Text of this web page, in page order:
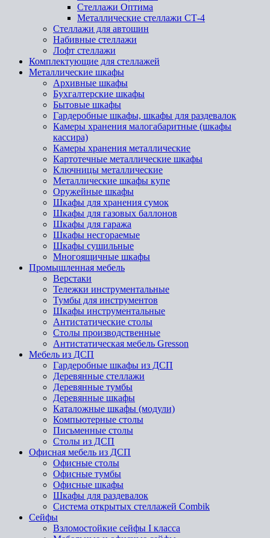
Стеллажи Оптима
Металлические стеллажи СТ-4
Стеллажи для автошин
Набивные стеллажи
Лофт стеллажи
Комплектующие для стеллажей
Металлические шкафы
Архивные шкафы
Бухгалтерские шкафы
Бытовые шкафы
Гардеробные шкафы, шкафы для раздевалок
Камеры хранения малогабаритные (шкафы
кассира)
Камеры хранения металлические
Картотечные металлические шкафы
Ключницы металлические
Металлические шкафы купе
Оружейные шкафы
Шкафы для хранения сумок
Шкафы для газовых баллонов
Шкафы для гаража
Шкафы несгораемые
Шкафы сушильные
Многоящичные шкафы
Промышленная мебель
Верстаки
Тележки инструментальные
Тумбы для инструментов
Шкафы инструментальные
Антистатические столы
Столы производственные
Антистатическая мебель Gresson
Мебель из ДСП
Гардеробные шкафы из ДСП
Деревянные стеллажи
Деревянные тумбы
Деревянные шкафы
Каталожные шкафы (модули)
Компьютерные столы
Письменные столы
Столы из ДСП
Офисная мебель из ДСП
Офисные столы
Офисные тумбы
Офисные шкафы
Шкафы для раздевалок
Система открытых стеллажей Combik
Сейфы
Взломостойкие сейфы I класса